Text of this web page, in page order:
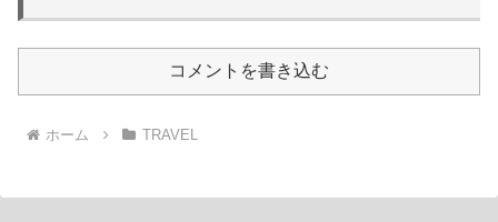
コメントを書き込む
ホーム TRAVEL